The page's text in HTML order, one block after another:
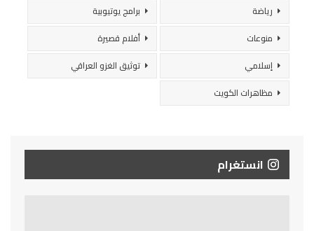
رياضة
برامج يوتيوبية
منوعات
أفلام قصيرة
إسلامي
توثيق الغزو العراقي
مظاهرات الكويت
انستغرام